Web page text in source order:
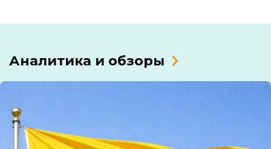
Аналитика и обзоры